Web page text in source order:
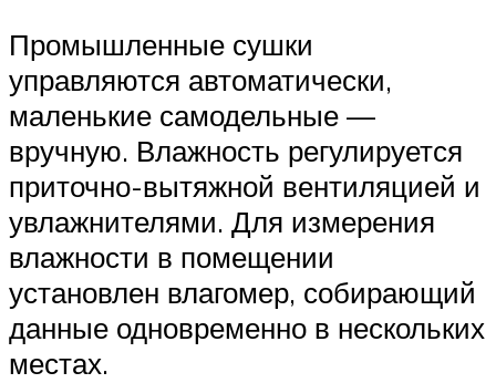
Промышленные сушки
управляются автоматически,
маленькие самодельные —
вручную. Влажность регулируется
приточно-вытяжной вентиляцией и
увлажнителями. Для измерения
влажности в помещении
установлен влагомер, собирающий
данные одновременно в нескольких
местах.